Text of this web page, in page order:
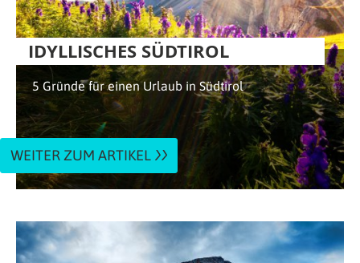
IDYLLISCHES SÜDTIROL
5 Gründe für einen Urlaub in Südtirol
WEITER ZUM ARTIKEL